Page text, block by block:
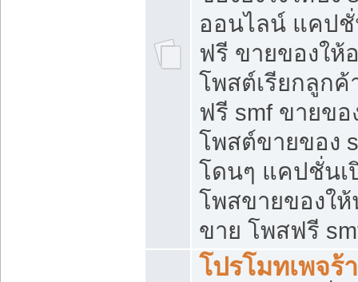
ออนไลน์ แคป
ฟรี ขายของให้
โพสต์เรียกลูกค้
ฟรี smf ขายขอ
โพสต์ขายของ
โดนๆ แคปชั่นเ
โพสขายของใ
ขาย โพสฟรี
โปรโมทเพจร้